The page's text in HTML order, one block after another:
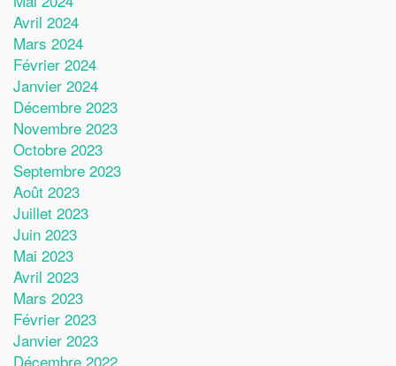
Avril 2024
Mars 2024
Février 2024
Janvier 2024
Décembre 2023
Novembre 2023
Octobre 2023
Septembre 2023
Août 2023
Juillet 2023
Juin 2023
Mai 2023
Avril 2023
Mars 2023
Février 2023
Janvier 2023
Décembre 2022